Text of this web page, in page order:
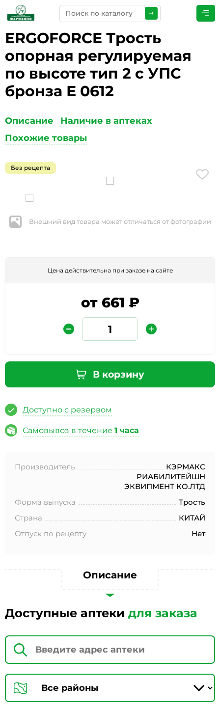
ERGOFORCE Трость
опорная регулируемая
по высоте тип 2 с УПС
бронза Е 0612
Описание
Наличие в аптеках
Похожие товары
Без рецепта
Внешний вид товара может отличаться от фотографии
Цена действительна при заказе на сайте
от 661 ₽
В корзину
Доступно с резервом
Самовывоз в течение 1 часа
Производитель
КЭРМАКС
РИАБИЛИТЕЙШН
ЭКВИПМЕНТ КО.ЛТД
Форма выпуска
Трость
Страна
КИТАЙ
Отпуск по рецепту
Нет
Описание
Доступные аптеки для заказа
ПРЕДСТАВЬТЕСЬ*
ТЕЛЕФОН*
ЭЛЕКТРОННАЯ ПОЧТА
Защита от автоматических сообщений
Введите слово на картинке
* Нажимая кнопку «Отправить отзыв», я даю свое
согласие на обработку моих персональных данных, в
соответствии с Федеральным законом от 27.07.2006 года